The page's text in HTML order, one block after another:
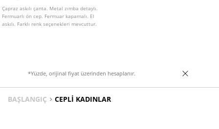
Çapraz askılı çanta. Metal zımba detaylı.
Fermuarlı ön cep. Fermuar kapamalı. El
askılı. Farklı renk seçenekleri mevcuttur.
*Yüzde, orijinal fiyat üzerinden hesaplanır.
BAŞLANGIÇ CEPLI KADINLAR